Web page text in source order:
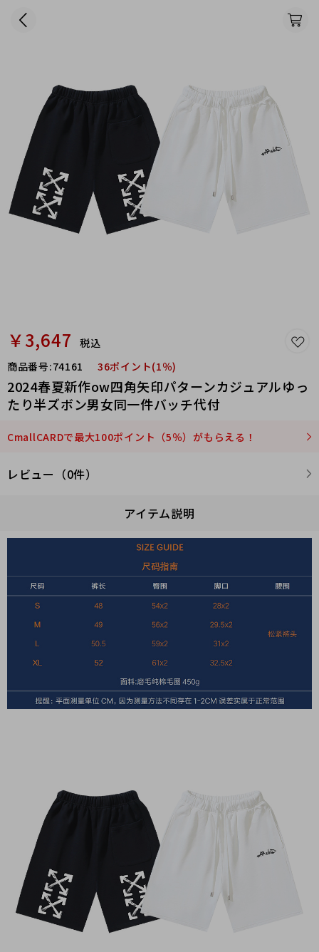
￥3,647
税込
商品番号:74161 36ポイント(1％)
2024春夏新作ow四角矢印パターンカジュアルゆっ
たり半ズボン男女同一件バッチ代付
CmallCARDで最大100ポイント（5％）がもらえる！
レビュー（0件）
アイテム説明